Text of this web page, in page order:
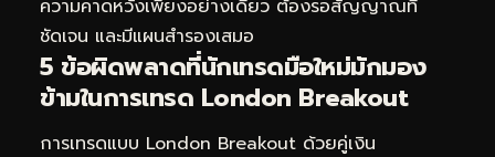
ความคาดหวังเพียงอย่างเดียว ต้องรอสัญญาณที่
ชัดเจน และมีแผนสำรองเสมอ
5 ข้อผิดพลาดที่นักเทรดมือใหม่มักมอง
ข้ามในการเทรด London Breakout
การเทรดแบบ London Breakout ด้วยคู่เงิน